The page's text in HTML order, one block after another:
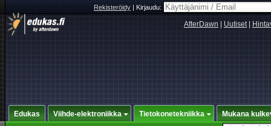
Rekisteröidy|Kirjaudu:
AfterDawn Uutiset|
Edukas Viihde-elektroniikka Tietokonetekniikka Mukana